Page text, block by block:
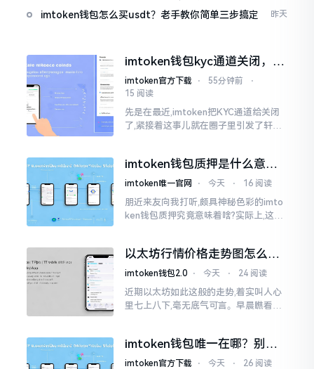
imtoken钱包怎么买usdt？老手教你简单三步搞定 昨天
imtoken钱包kyc通道关闭，你
的资产咋办？
imtoken官方下载 ⋅ 55分钟前
⋅
15 阅读
先是在最近,imtoken把KYC通道给关闭
了,紧接着这事儿就在圈子里引发了轩然
imtoken钱包质押是什么意
思？一文讲透
imtoken唯一官网 ⋅ 今天 ⋅ 16 阅读
朋近来友向我打听,颇具神秘色彩的imto
ken钱包质押究竟意味着啥?实际上,这一
以太坊行情价格走势图怎么看
才不亏钱
imtoken钱包2.0 ⋅ 今天 ⋅ 24 阅读
近期以太坊如此这般的走势,着实叫人心
里七上八下,毫无底气可言。早晨瞧看之
得让人心里直冒慌意。
imtoken钱包唯一在哪？别乱
点，小心假网站
imtoken官方下载 ⋅ 今天 ⋅ 26 阅读